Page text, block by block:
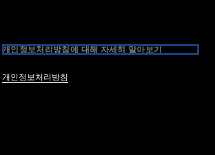
개인정보처리방침에 대해 자세히 알아보기
개인정보처리방침